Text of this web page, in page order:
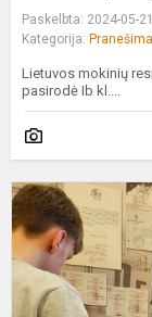
Paskelbta: 2024-05-21
Kategorija:
Lietuvos mokinių
pasirodė Ib kl....